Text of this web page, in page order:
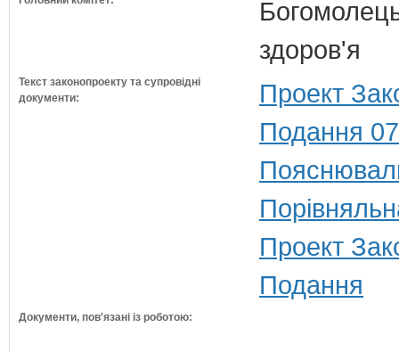
здоров'я
Текст законопроекту та супровідні
документи:
Проект
Подання
Проект
Подання
Документи, пов'язані із роботою: